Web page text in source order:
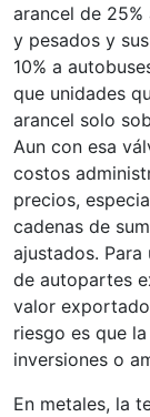
arancel de
y pesados y
10% a
que unidades
arancel solo
Aun con esa
costos
precios,
cadenas de
ajustados.
de autopartes
valor
riesgo es que
inversiones o
En metales, la